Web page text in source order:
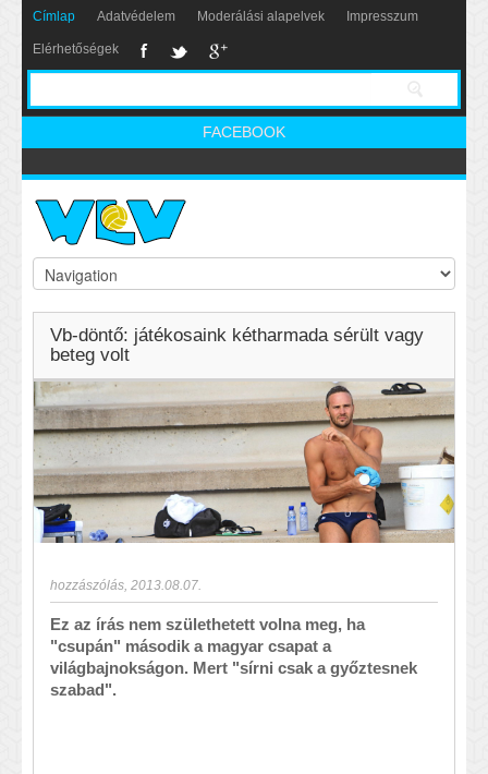
Címlap Adatvédelem Moderálási alapelvek Impresszum
Elérhetőségek
FACEBOOK
Vb-döntő: játékosaink kétharmada sérült vagy
beteg volt
hozzászólás 2013.08.07.
Ez az írás nem születhetett volna meg, ha
"csupán" második a magyar csapat a
világbajnokságon. Mert "sírni csak a győztesnek
szabad".